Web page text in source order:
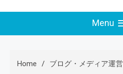
Menu
Home ブログ・メディア運営